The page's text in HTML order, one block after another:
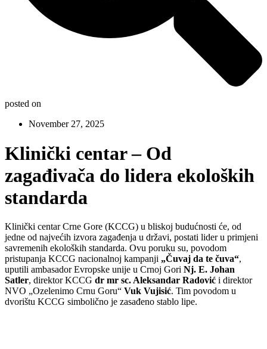
posted on
November 27, 2025
Klinički centar – Od
zagađivača do lidera ekoloških
standarda
Klinički centar Crne Gore (KCCG) u bliskoj budućnosti će, od
jedne od najvećih izvora zagađenja u državi, postati lider u primjeni
savremenih ekoloških standarda. Ovu poruku su, povodom
pristupanja KCCG nacionalnoj kampanji „Čuvaj da te čuva“,
uputili ambasador Evropske unije u Crnoj Gori Nj. E. Johan
Satler, direktor KCCG dr mr sc. Aleksandar Radović i direktor
NVO „Ozelenimo Crnu Goru“ Vuk Vujisić. Tim povodom u
dvorištu KCCG simbolično je zasađeno stablo lipe.